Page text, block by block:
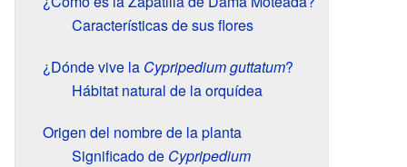
Características de sus flores
¿Dónde vive la Cypripedium guttatum?
Hábitat natural de la orquídea
Origen del nombre de la planta
Significado de Cypripedium